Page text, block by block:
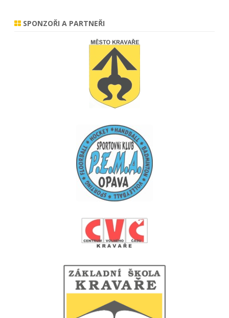
SPONZOŘI A PARTNEŘI